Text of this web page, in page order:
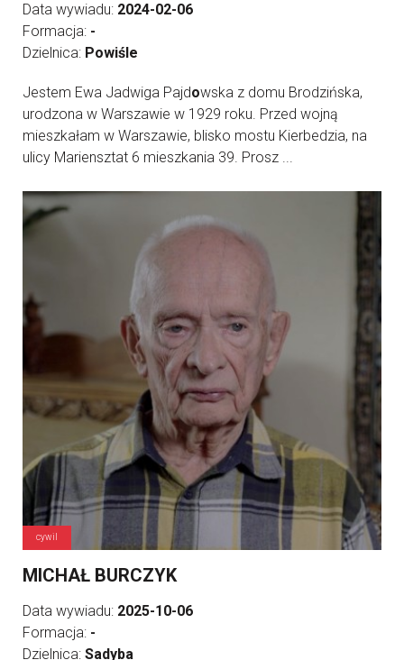
Data wywiadu: 2024-02-06
Formacja: -
Dzielnica: Powiśle
Jestem Ewa Jadwiga Pajdowska z domu Brodzińska,
urodzona w Warszawie w 1929 roku. Przed wojną
mieszkałam w Warszawie, blisko mostu Kierbedzia, na
ulicy Mariensztat 6 mieszkania 39. Prosz ...
cywil
MICHAŁ BURCZYK
Data wywiadu: 2025-10-06
Formacja: -
Dzielnica: Sadyba